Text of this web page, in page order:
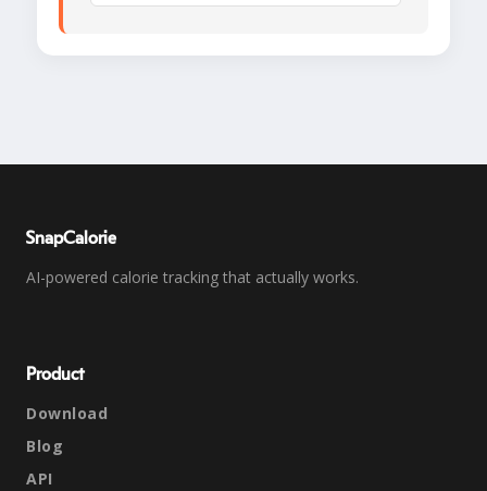
SnapCalorie
AI-powered calorie tracking that actually works.
Product
Download
Blog
API